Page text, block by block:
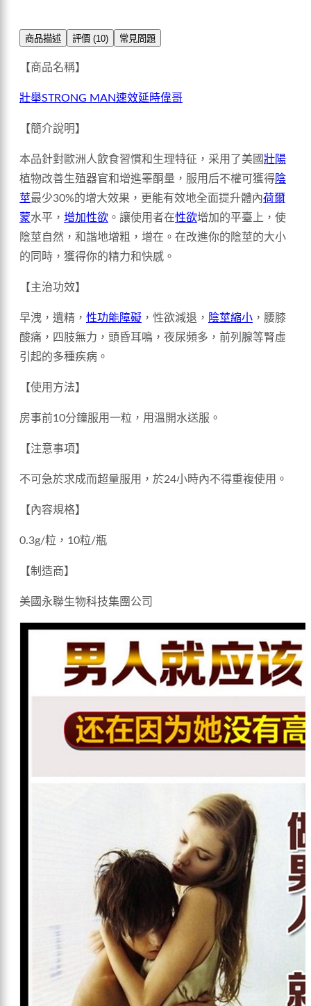
商品描述 評價 (10) 常見問題
【商品名稱】
壯舉STRONG MAN速效延時偉哥
【簡介說明】
本品針對歐洲人飲食習慣和生理特征，采用了美國壯陽
植物改善生殖器官和增進睪酮量，服用后不權可獲得陰
莖最少30%的增大效果，更能有效地全面提升體內荷爾
蒙水平， 增加性欲 。讓使用者在性欲增加的平臺上，使
陰莖自然，和諧地增粗，增在。在改進你的陰莖的大小
的同時，獲得你的精力和快感。
【主治功效】
早洩，遺精， 性功能障礙 ，性欲減退， 陰莖縮小 ，腰膝
酸痛，四肢無力，頭昏耳鳴，夜尿頻多，前列腺等腎虛
引起的多種疾病。
【使用方法】
房事前10分鐘服用一粒，用溫開水送服。
【注意事項】
不可急於求成而超量服用，於24小時內不得重複使用。
【內容規格】
0.3g/粒，10粒/瓶
【制造商】
美國永聯生物科技集團公司